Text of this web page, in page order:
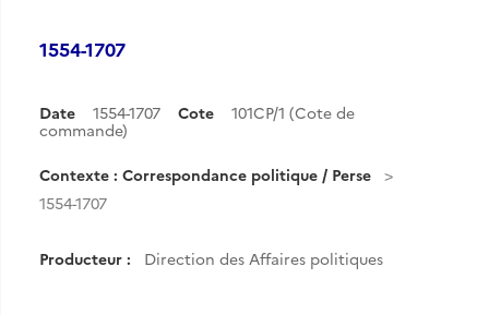
1554-1707
Date 1554-1707 Cote
101CP/1 (Cote de
commande)
Contexte : Correspondance politique / Perse
1554-1707
Producteur : Direction des Affaires politiques